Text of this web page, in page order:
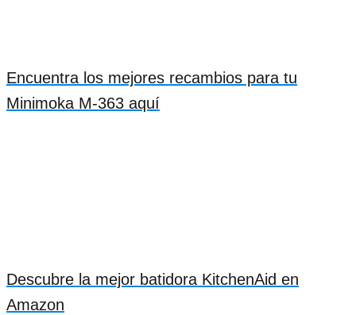
Encuentra los mejores recambios para tu
Minimoka M-363 aquí
Descubre la mejor batidora KitchenAid en
Amazon